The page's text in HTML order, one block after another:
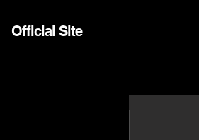
Official Site